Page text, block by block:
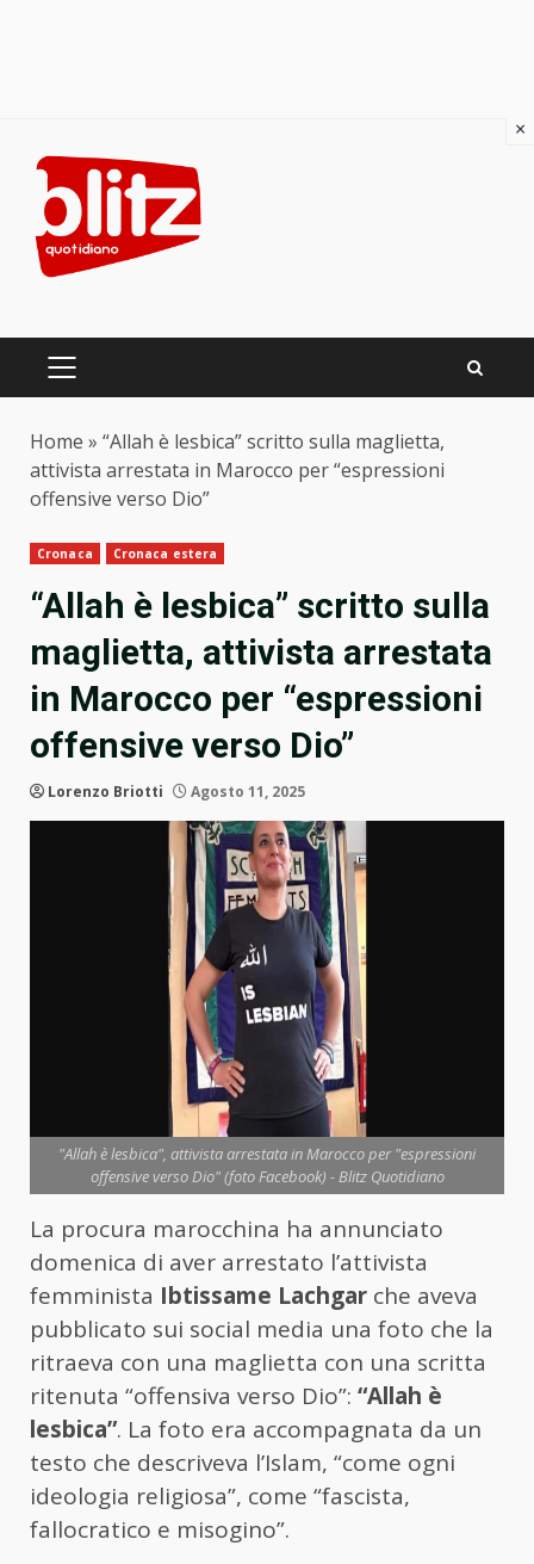
content
PRIMARY
Home » “Allah è lesbica” scritto sulla maglietta,
attivista arrestata in Marocco per “espressioni
offensive verso Dio”
Cronaca Cronaca estera
“Allah è lesbica” scritto sulla
maglietta, attivista arrestata
in Marocco per “espressioni
offensive verso Dio”
Lorenzo Briotti Agosto 11, 2025
"Allah è lesbica", attivista arrestata in Marocco per "espressioni
offensive verso Dio" (foto Facebook) - Blitz Quotidiano
La procura marocchina ha annunciato
domenica di aver arrestato l’attivista
femminista Ibtissame Lachgar che aveva
pubblicato sui social media una foto che la
ritraeva con una maglietta con una scritta
ritenuta “offensiva verso Dio”: “Allah è
lesbica”. La foto era accompagnata da un
testo che descriveva l’Islam, “come ogni
ideologia religiosa”, come “fascista,
fallocratico e misogino”.
×